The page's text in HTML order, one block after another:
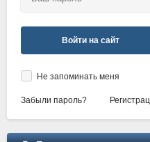
Войти на сайт
Не запоминать меня
Забыли пароль?